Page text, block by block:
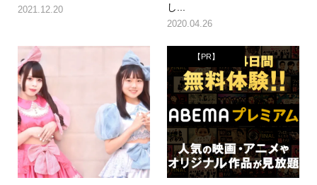
2021.12.20
し...
2020.04.26
【PR】